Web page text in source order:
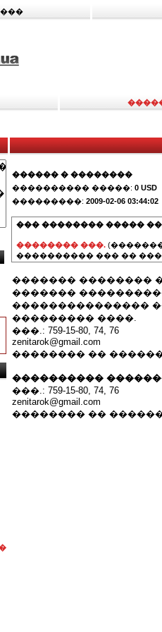
������ � ��������
���������� �����: 0 USD
���������: 2009-02-06 03:44:02
��� �������� �����
�������� ���.
���������� ��� ��
������� ��������
�������
���������������
��������� ����.
���.: 759-15-80, 74, 76
zenitarok@gmail.com
�������� ��
����������
���.: 759-15-80, 74, 76
zenitarok@gmail.com
�������� ��